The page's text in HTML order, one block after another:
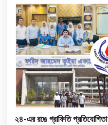
২৪-এর রঙে গ্রাফিতি প্রতিযোগিতা